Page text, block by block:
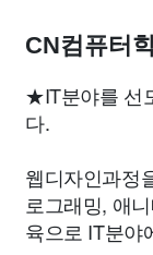
CN컴퓨터
★IT분야를 선
다.
웹디자인과정
로그래밍, 애
육으로 IT분야